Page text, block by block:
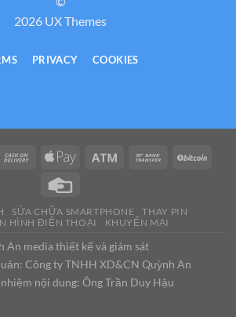
2026 UX Themes
PRIVACY COOKIES
SỬA CHỮA SMARTPHONE
THAY PIN
HÌNH ĐIỆN THOẠI
KHUYẾN MẠI
An media thiết kế và giám sát
Công ty TNHH XD&CN Quỳnh An
nội dung: Ông Trần Duy Hậu